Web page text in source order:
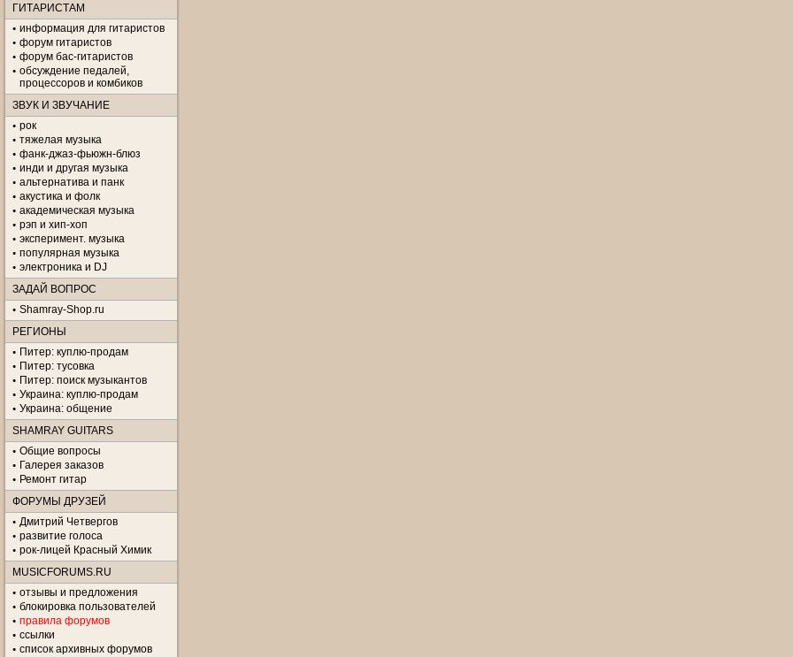
ГИТАРИСТАМ
информация для гитаристов
форум гитаристов
форум бас-гитаристов
обсуждение педалей,
процессоров и комбиков
ЗВУК И ЗВУЧАНИЕ
рок
тяжелая музыка
фанк-джаз-фьюжн-блюз
инди и другая музыка
альтернатива и панк
акустика и фолк
академическая музыка
рэп и хип-хоп
эксперимент. музыка
популярная музыка
электроника и DJ
ЗАДАЙ ВОПРОС
Shamray-Shop.ru
РЕГИОНЫ
Питер: куплю-продам
Питер: тусовка
Питер: поиск музыкантов
Украина: куплю-продам
Украина: общение
SHAMRAY GUITARS
Общие вопросы
Галерея заказов
Ремонт гитар
ФОРУМЫ ДРУЗЕЙ
Дмитрий Четвергов
развитие голоса
рок-лицей Красный Химик
MUSICFORUMS.RU
отзывы и предложения
блокировка пользователей
правила форумов
ссылки
список архивных форумов